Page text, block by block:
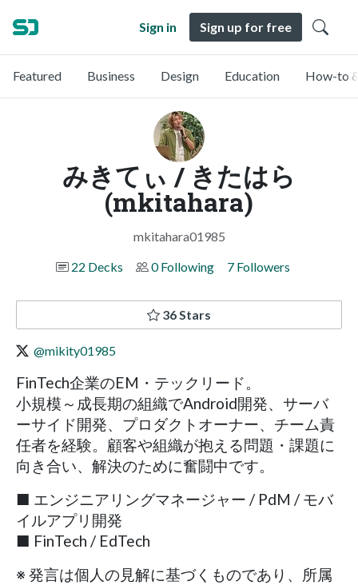
Sign in Sign up for free
Featured Business Design Education How-to
みきてぃ / きたはら
(mkitahara)
mkitahara01985
22 Decks
0 Following 7 Followers
36 Stars
@mikity01985
FinTech企業のEM・テックリード。
小規模～成長期の組織でAndroid開発、サーバ
ーサイド開発、プロダクトオーナー、チーム責
任者を経験。顧客や組織が抱える問題・課題に
向き合い、解決のために奮闘中です。
■ エンジニアリングマネージャー / PdM / モバ
イルアプリ開発
■ FinTech / EdTech
※ 発言は個人の見解に基づくものであり、所属